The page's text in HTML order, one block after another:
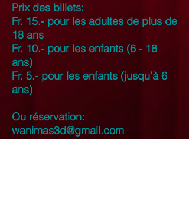
Prix des billets:
Fr. 15.- pour les adultes de plus de
18 ans
Fr. 10.- pour les enfants (6 - 18
ans)
Fr. 5.- pour les enfants (jusqu'à 6
ans)
Ou réservation:
wanimas3d@gmail.com